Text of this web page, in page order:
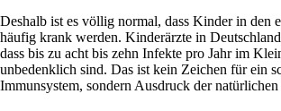
Deshalb ist es völlig normal, dass Kinder in den
häufig krank werden. Kinderärzte in
dass bis zu acht bis zehn Infekte pro Jahr im
unbedenklich sind. Das ist kein Zeichen für ein
Immunsystem, sondern Ausdruck der